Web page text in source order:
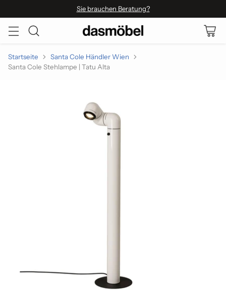
Sie brauchen Beratung?
Startseite
Santa Cole Händler Wien
Santa Cole Stehlampe | Tatu Alta